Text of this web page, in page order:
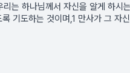
는 하나님께서 자신을 알게 하시
기도하는 것이며,1 만사가 그 자